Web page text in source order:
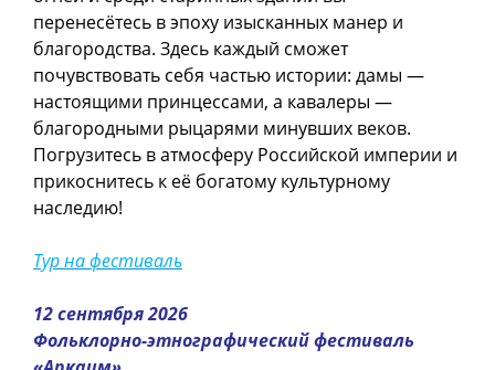
перенесётесь в эпоху изысканных манер и
благородства. Здесь каждый сможет
почувствовать себя частью истории: дамы —
настоящими принцессами, а кавалеры —
благородными рыцарями минувших веков.
Погрузитесь в атмосферу Российской империи и
прикоснитесь к её богатому культурному
наследию!
Тур на фестиваль
12 сентября 2026
Фольклорно-этнографический фестиваль